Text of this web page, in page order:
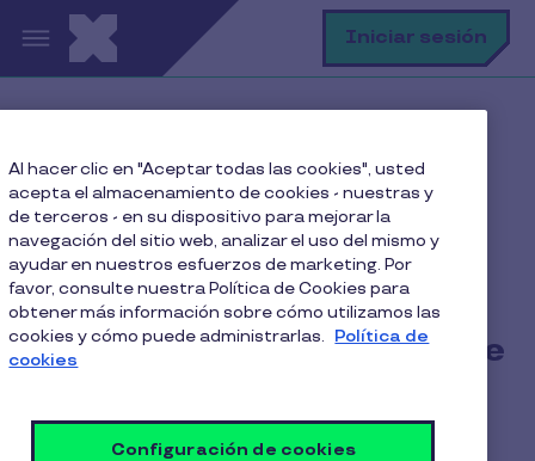
Pasar al contenido principal Iniciar sesión
Rotación de personal
¿Problemas de rotación de personal? Haz este test y
detecta posibles causas
¿Problemas de rotación de
detecta posibles causas
Al hacer clic en "Aceptar todas las cookies", usted
acepta el almacenamiento de cookies - nuestras y
de terceros - en su dispositivo para mejorar la
navegación del sitio web, analizar el uso del mismo y
ayudar en nuestros esfuerzos de marketing. Por
favor, consulte nuestra Política de Cookies para
obtener más información sobre cómo utilizamos las
cookies y cómo puede administrarlas. Política de
cookies
Configuración de cookies